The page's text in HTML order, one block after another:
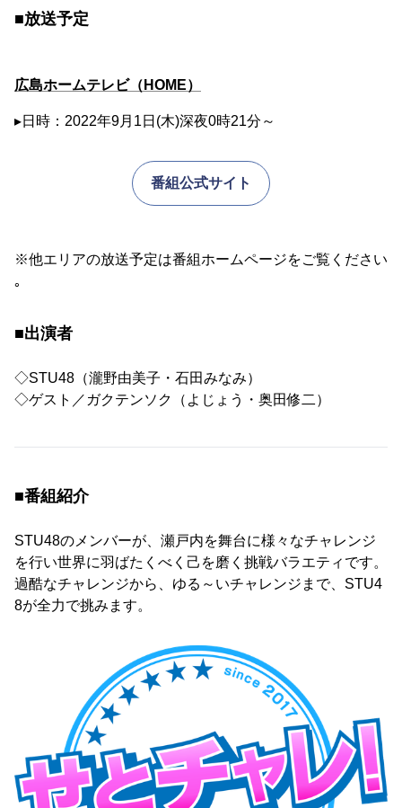
■放送予定
広島ホームテレビ（HOME）
▸日時：2022年9月1日(木)深夜0時21分～
番組公式サイト
※他エリアの放送予定は番組ホームページをご覧ください
｡
■出演者
◇STU48（瀧野由美子・石田みなみ）
◇ゲスト／ガクテンソク（よじょう・奥田修二）
■番組紹介
STU48のメンバーが、瀬戸内を舞台に様々なチャレンジ
を行い世界に羽ばたくべく己を磨く挑戦バラエティです。
過酷なチャレンジから、ゆる～いチャレンジまで、STU4
8が全力で挑みます。